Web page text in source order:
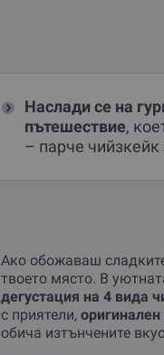
Наслади се на
пътешествие,
– парче
Ако обожаваш
твоето място. В
дегустация на 4 вида
с приятели,
обича изтънчените